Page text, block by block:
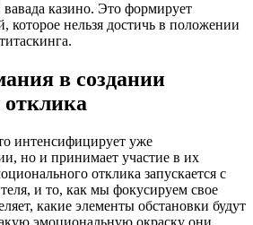
казино. Это формирует
которое нельзя достичь в положении
в создании
интенсифицирует уже
но и принимает участие в их
отклика запускается с
и то, как мы фокусируем свое
какие элементы обстановки будут
эмоциональную окраску они